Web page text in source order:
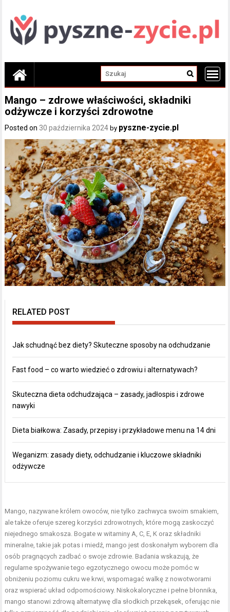
content
Mango – zdrowe właściwości, składniki
odżywcze i korzyści zdrowotne
Posted on 30 października 2024 by pyszne-zycie.pl
RELATED POST
Jak schudnąć bez diety? Skuteczne sposoby na odchudzanie
Fast food – co warto wiedzieć o zdrowiu i alternatywach?
Skuteczna dieta odchudzająca – zasady, jadłospis i zdrowe
nawyki
Dieta białkowa: Zasady, przepisy i przykładowe menu na 14 dni
Weganizm: zasady diety, odchudzanie i kluczowe składniki
odżywcze
Mango, nazywane królem owoców, nie tylko zachwyca swoim smakiem,
ale także oferuje szereg korzyści zdrowotnych, które mogą zaskoczyć
niejednego smakosza. Bogate w witaminy A, C, E, K oraz składniki
mineralne, takie jak potas i miedź, mango jest doskonałym wyborem dla
osób pragnących zadbać o swoje zdrowie. Badania wskazują, że
regularne spożywanie tego egzotycznego owocu może pomóc w
obniżeniu poziomu cukru we krwi, wspomagać walkę z nowotworami
oraz wspierać układ odpornościowy. Niskokaloryczne i pełne błonnika,
mango stanowi zdrową alternatywę dla słodkich przekąsek, oferując nie